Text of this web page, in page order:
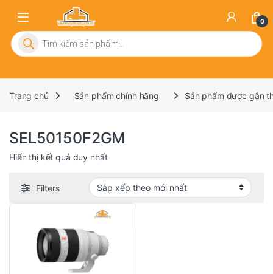
0
Tìm kiếm sản phẩm
Trang chủ Sản phẩm chính hãng Sản phẩm được gắn
SEL50150F2GM
Hiển thị kết quả duy nhất
Filters